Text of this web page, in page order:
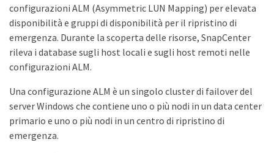
configurazioni ALM (Asymmetric LUN Mapping) per elevata
disponibilità e gruppi di disponibilità per il ripristino di
emergenza. Durante la scoperta delle risorse, SnapCenter
rileva i database sugli host locali e sugli host remoti nelle
configurazioni ALM.
Una configurazione ALM è un singolo cluster di failover del
server Windows che contiene uno o più nodi in un data center
primario e uno o più nodi in un centro di ripristino di
emergenza.